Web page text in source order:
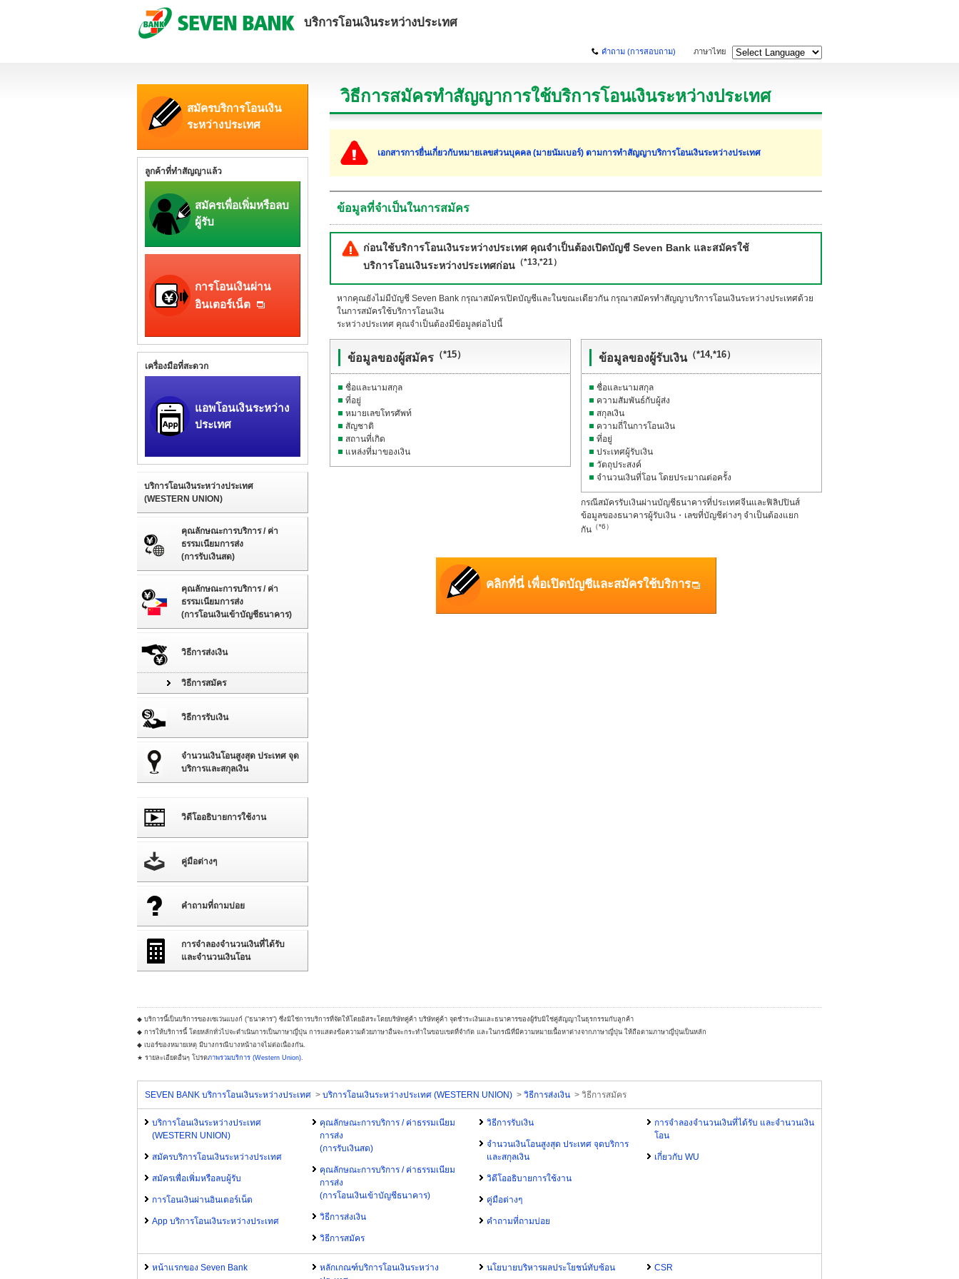
บริการโอนเงินระหว่างประเทศ
คำถาม (การสอบถาม) ภาษาไทย
สมัครบริการโอนเงิน
ระหว่างประเทศ
ลูกค้าที่ทำสัญญาแล้ว
สมัครเพื่อเพิ่มหรือลบ
ผู้รับ
การโอนเงินผ่าน
อินเตอร์เน็ต
เครื่องมือที่สะดวก
แอพโอนเงินระหว่าง
ประเทศ
บริการโอนเงินระหว่างประเทศ
(WESTERN UNION)
คุณลักษณะการบริการ / ค่า
ธรรมเนียมการส่ง
(การรับเงินสด)
คุณลักษณะการบริการ / ค่า
ธรรมเนียมการส่ง
(การโอนเงินเข้าบัญชีธนาคาร)
วิธีการส่งเงิน
วิธีการสมัคร
วิธีการรับเงิน
จำนวนเงินโอนสูงสุด ประเทศ จุด
บริการและสกุลเงิน
วิดีโออธิบายการใช้งาน
คู่มือต่างๆ
คำถามที่ถามบ่อย
การจำลองจำนวนเงินที่ได้รับ
และจำนวนเงินโอน
วิธีการสมัครทำสัญญาการใช้บริการโอนเงินระหว่างประเทศ
เอกสารการยื่นเกี่ยวกับหมายเลขส่วนบุคคล (มายนัมเบอร์) ตามการทำสัญญาบริการโอนเงินระหว่างประเทศ
ข้อมูลที่จำเป็นในการสมัคร
ก่อนใช้บริการโอนเงินระหว่างประเทศ คุณจำเป็นต้องเปิดบัญชี Seven Bank และสมัครใช้
บริการโอนเงินระหว่างประเทศก่อน （*13,*21）
หากคุณยังไม่มีบัญชี Seven Bank กรุณาสมัครเปิดบัญชีและในขณะเดียวกัน กรุณาสมัครทำสัญญาบริการโอนเงินระหว่างประเทศด้วย
ในการสมัครใช้บริการโอนเงิน
ระหว่างประเทศ คุณจำเป็นต้องมีข้อมูลต่อไปนี้
ข้อมูลของผู้สมัคร （*15）
ชื่อและนามสกุล
ที่อยู่
หมายเลขโทรศัพท์
สัญชาติ
สถานที่เกิด
แหล่งที่มาของเงิน
ข้อมูลของผู้รับเงิน （*14,*16）
ชื่อและนามสกุล
ความสัมพันธ์กับผู้ส่ง
สกุลเงิน
ความถี่ในการโอนเงิน
ที่อยู่
ประเทศผู้รับเงิน
วัตถุประสงค์
จำนวนเงินที่โอน โดยประมาณต่อครั้ง
กรณีสมัครรับเงินผ่านบัญชีธนาคารที่ประเทศจีนและฟิลิปปินส์
ข้อมูลของธนาคารผู้รับเงิน・เลขที่บัญชีต่างๆ จำเป็นต้องแยก
กัน （*6）
คลิกที่นี่ เพื่อเปิดบัญชีและสมัครใช้บริการ
◆ บริการนี้เป็นบริการของเซเว่นแบงก์ ("ธนาคาร") ซึ่งมิใช่การบริการที่จัดให้โดยอิสระโดยบริษัทคู่ค้า บริษัทคู่ค้า จุดชำระเงินและธนาคารของผู้รับมิใช่คู่สัญญาในธุรกรรมกับลูกค้า
◆ การให้บริการนี้ โดยหลักทั่วไปจะดำเนินการเป็นภาษาญี่ปุ่น การแสดงข้อความด้วยภาษาอื่นจะกระทำในขอบเขตที่จำกัด และในกรณีที่มีความหมายเนื้อหาต่างจากภาษาญี่ปุ่น ให้ถือตามภาษาญี่ปุ่นเป็นหลัก
◆ เบอร์ของหมายเหตุ มีบางกรณีบางหน้าอาจไม่ต่อเนื่องกัน.
★ รายละเอียดอื่นๆ โปรดภาพรวมบริการ (Western Union)
SEVEN BANK บริการโอนเงินระหว่างประเทศ > บริการโอนเงินระหว่างประเทศ (WESTERN UNION) > วิธีการส่งเงิน > วิธีการสมัคร
บริการโอนเงินระหว่างประเทศ
(WESTERN UNION)
สมัครบริการโอนเงินระหว่างประเทศ
สมัครเพื่อเพิ่มหรือลบผู้รับ
การโอนเงินผ่านอินเตอร์เน็ต
App บริการโอนเงินระหว่างประเทศ
คุณลักษณะการบริการ / ค่าธรรมเนียม
การส่ง
(การรับเงินสด)
คุณลักษณะการบริการ / ค่าธรรมเนียม
การส่ง
(การโอนเงินเข้าบัญชีธนาคาร)
วิธีการส่งเงิน
วิธีการสมัคร
วิธีการรับเงิน
จำนวนเงินโอนสูงสุด ประเทศ จุดบริการ
และสกุลเงิน
วิดีโออธิบายการใช้งาน
คู่มือต่างๆ
คำถามที่ถามบ่อย
การจำลองจำนวนเงินที่ได้รับ และจำนวนเงิน
โอน
เกี่ยวกับ WU
หน้าแรกของ Seven Bank
หลักเกณฑ์บริการโอนเงินระหว่าง
นโยบายบริหารผลประโยชน์ทับซ้อน CSR